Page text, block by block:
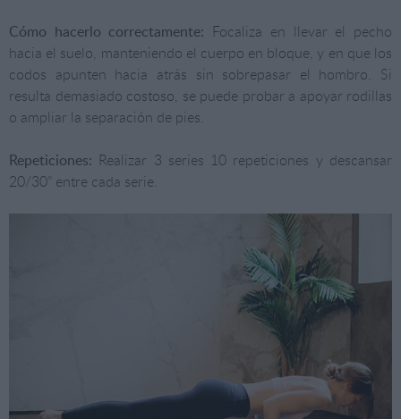
Cómo hacerlo correctamente: Focaliza en llevar el pecho
hacia el suelo, manteniendo el cuerpo en bloque, y en que los
codos apunten hacia atrás sin sobrepasar el hombro. Si
resulta demasiado costoso, se puede probar a apoyar rodillas
o ampliar la separación de pies.
Repeticiones: Realizar 3 series 10 repeticiones y descansar
20/30” entre cada serie.